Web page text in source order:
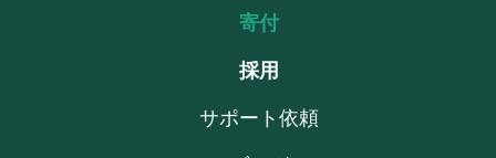
寄付
採用
サポート依頼